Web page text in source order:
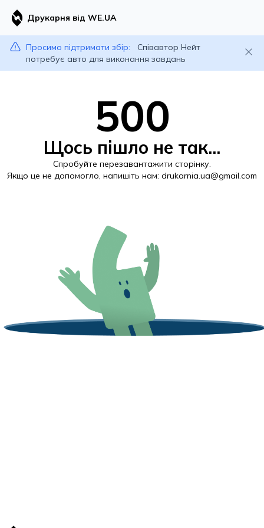
Друкарня від WE.UA
Просимо підтримати збір:
Співавтор Нейт
потребує авто для виконання завдань
500
Щось пішло не так...
Спробуйте перезавантажити сторінку.
Якщо це не допомогло, напишіть нам: drukarnia.ua@gmail.com